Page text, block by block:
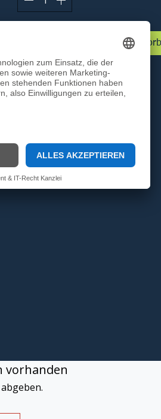
In den Warenkorb
vorhanden